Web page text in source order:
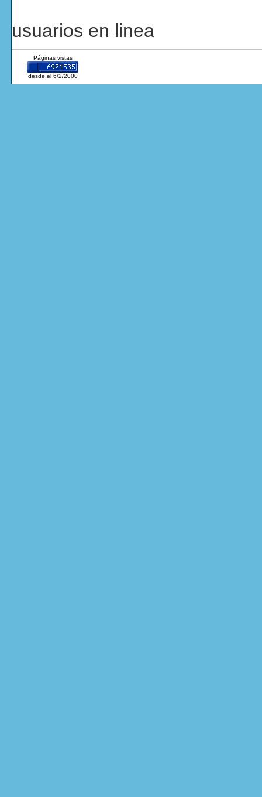
usuarios en linea
Páginas vistas
desde el 6/2/2000